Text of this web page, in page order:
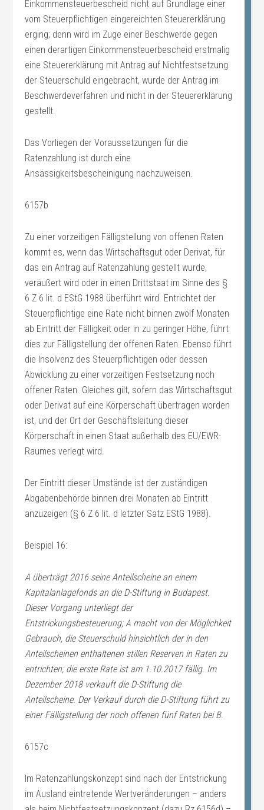
Einkommensteuerbescheid nicht auf Grundlage einer
vom Steuerpflichtigen eingereichten Steuererklärung
erging; denn wird im Zuge einer Beschwerde gegen
einen derartigen Einkommensteuerbescheid erstmalig
eine Steuererklärung mit Antrag auf Nichtfestsetzung
der Steuerschuld eingebracht, wurde der Antrag im
Beschwerdeverfahren und nicht in der Steuererklärung
gestellt.
Das Vorliegen der Voraussetzungen für die
Ratenzahlung ist durch eine
Ansässigkeitsbescheinigung nachzuweisen.
6157b
Zu einer vorzeitigen Fälligstellung von offenen Raten
kommt es, wenn das Wirtschaftsgut oder Derivat, für
das ein Antrag auf Ratenzahlung gestellt wurde,
veräußert wird oder in einen Drittstaat im Sinne des §
6 Z 6 lit. d EStG 1988 überführt wird. Entrichtet der
Steuerpflichtige eine Rate nicht binnen zwölf Monaten
ab Eintritt der Fälligkeit oder in zu geringer Höhe, führt
dies zur Fälligstellung der offenen Raten. Ebenso führt
die Insolvenz des Steuerpflichtigen oder dessen
Abwicklung zu einer vorzeitigen Festsetzung noch
offener Raten. Gleiches gilt, sofern das Wirtschaftsgut
oder Derivat auf eine Körperschaft übertragen worden
ist, und der Ort der Geschäftsleitung dieser
Körperschaft in einen Staat außerhalb des EU/EWR-
Raumes verlegt wird.
Der Eintritt dieser Umstände ist der zuständigen
Abgabenbehörde binnen drei Monaten ab Eintritt
anzuzeigen (§ 6 Z 6 lit. d letzter Satz EStG 1988).
Beispiel 16:
A überträgt 2016 seine Anteilscheine an einem
Kapitalanlagefonds an die D-Stiftung in Budapest.
Dieser Vorgang unterliegt der
Entstrickungsbesteuerung; A macht von der Möglichkeit
Gebrauch, die Steuerschuld hinsichtlich der in den
Anteilscheinen enthaltenen stillen Reserven in Raten zu
entrichten; die erste Rate ist am 1.10.2017 fällig. Im
Dezember 2018 verkauft die D-Stiftung die
Anteilscheine. Der Verkauf durch die D-Stiftung führt zu
einer Fälligstellung der noch offenen fünf Raten bei B.
6157c
Im Ratenzahlungskonzept sind nach der Entstrickung
im Ausland eintretende Wertveränderungen – anders